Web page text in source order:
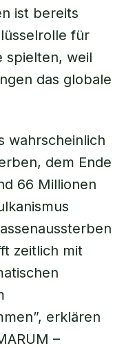
ist bereits
für
spielten, weil
das globale
wahrscheinlich
dem Ende
66 Millionen
zeitlich mit
erklären
–